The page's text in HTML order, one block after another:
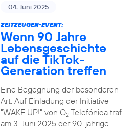
04. Juni 2025
ZEITZEUGEN-EVENT:
Wenn 90 Jahre
Lebensgeschichte
auf die TikTok-
Generation treffen
Eine Begegnung der besonderen
Art: Auf Einladung der Initiative
"WAKE UP!" von O2Telefónica traf
am 3. Juni 2025 der 90-jährige